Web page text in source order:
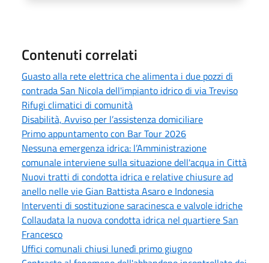
Contenuti correlati
Guasto alla rete elettrica che alimenta i due pozzi di
contrada San Nicola dell'impianto idrico di via Treviso
Rifugi climatici di comunità
Disabilità, Avviso per l’assistenza domiciliare
Primo appuntamento con Bar Tour 2026
Nessuna emergenza idrica: l’Amministrazione
comunale interviene sulla situazione dell'acqua in Città
Nuovi tratti di condotta idrica e relative chiusure ad
anello nelle vie Gian Battista Asaro e Indonesia
Interventi di sostituzione saracinesca e valvole idriche
Collaudata la nuova condotta idrica nel quartiere San
Francesco
Uffici comunali chiusi lunedì primo giugno